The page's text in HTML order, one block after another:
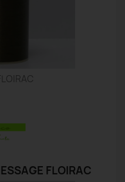
FLOIRAC